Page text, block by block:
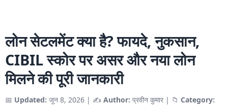
लोन सेटलमेंट क्या है? फायदे, नुकसान,
CIBIL स्कोर पर असर और नया लोन
मिलने की पूरी जानकारी
📅 Updated: जून 8, 2026 | ✍️ Author: प्रवीन कुमार | 📁 Category: